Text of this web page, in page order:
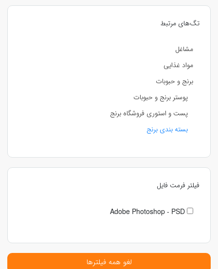
تگ‌های مرتبط
مشاغل
مواد غذایی
برنج و حبوبات
پوستر برنج و حبوبات
پست و استوری فروشگاه برنج
بسته بندی برنج
فیلتر فرمت فایل
Adobe Photoshop - PSD
لغو همه فیلترها